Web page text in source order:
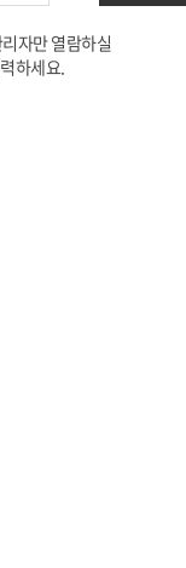
자만 열람하실
하세요.